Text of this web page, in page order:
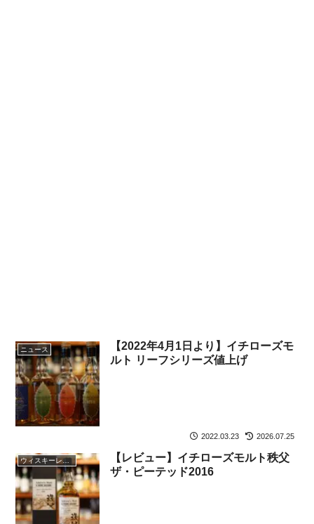
ニュース
【2022年4月1日より】イチローズモ
ルト リーフシリーズ値上げ
2022.03.23 2026.07.25
ウィスキーレビュー
【レビュー】イチローズモルト秩父
ザ・ピーテッド2016